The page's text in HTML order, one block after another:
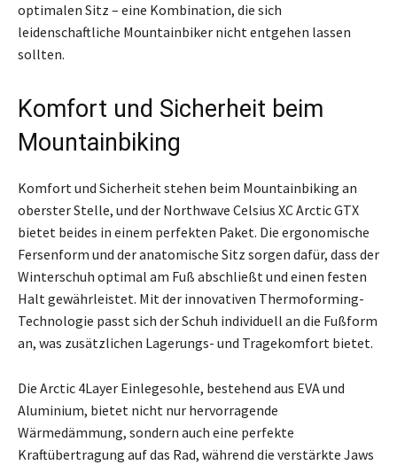
optimalen Sitz – eine Kombination, die sich
leidenschaftliche Mountainbiker nicht entgehen lassen
sollten.
Komfort und Sicherheit beim
Mountainbiking
Komfort und Sicherheit stehen beim Mountainbiking an
oberster Stelle, und der Northwave Celsius XC Arctic GTX
bietet beides in einem perfekten Paket. Die ergonomische
Fersenform und der anatomische Sitz sorgen dafür, dass der
Winterschuh optimal am Fuß abschließt und einen festen
Halt gewährleistet. Mit der innovativen Thermoforming-
Technologie passt sich der Schuh individuell an die Fußform
an, was zusätzlichen Lagerungs- und Tragekomfort bietet.
Die Arctic 4Layer Einlegesohle, bestehend aus EVA und
Aluminium, bietet nicht nur hervorragende
Wärmedämmung, sondern auch eine perfekte
Kraftübertragung auf das Rad, während die verstärkte Jaws